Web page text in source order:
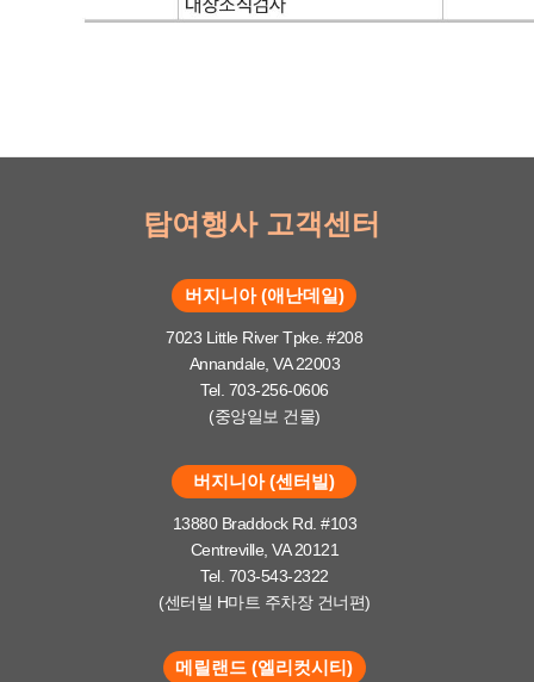
탑여행사 고객센터
버지니아 (애난데일)
7023 Little River Tpke. #208
Annandale, VA 22003
Tel. 703-256-0606
(중앙일보 건물)
버지니아 (센터빌)
13880 Braddock Rd. #103
Centreville, VA 20121
Tel. 703-543-2322
(센터빌 H마트 주차장 건너편)
메릴랜드 (엘리컷시티)